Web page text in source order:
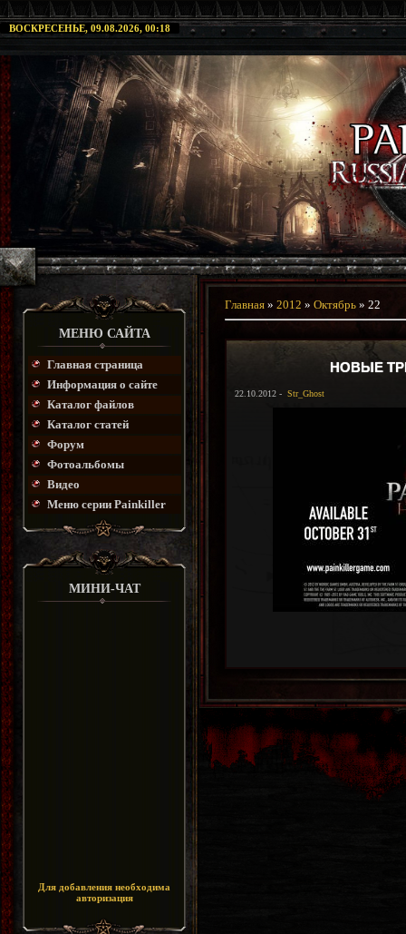
ВОСКРЕСЕНЬЕ, 09.08.2026, 00:18
МЕНЮ САЙТА
Главная страница
Информация о сайте
Каталог файлов
Каталог статей
Форум
Фотоальбомы
Видео
Меню серии Painkiller
МИНИ-ЧАТ
Для добавления необходима
авторизация
Главная » 2012 » Октябрь » 22
НОВЫЕ
22.10.2012 - Str_Ghost